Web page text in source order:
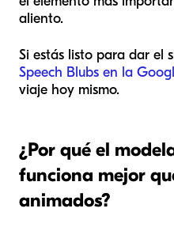
aliento.
Si estás listo para dar el
Speech Blubs en la
viaje hoy mismo.
¿Por qué el
funciona mejor
animados?